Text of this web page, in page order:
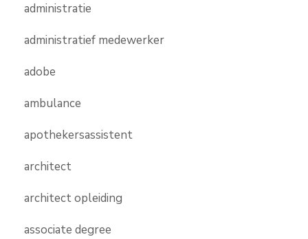
administratie
administratief medewerker
adobe
ambulance
apothekersassistent
architect
architect opleiding
associate degree